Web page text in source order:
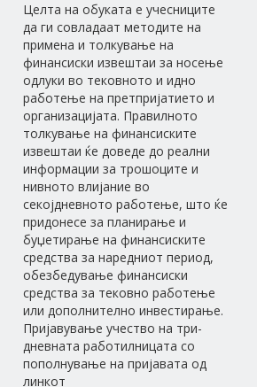
Целта на обуката е учесниците
да ги совладаат методите на
примена и толкување на
финансиски извештаи за носење
одлуки во тековното и идно
работење на претпријатието и
организацијата. Правилното
толкување на финансиските
извештаи ќе доведе до реални
информации за трошоците и
нивното влијание во
секојдневното работење, што ќе
придонесе за планирање и
буџетирање на финансиските
средства за наредниот период,
обезбедување финансиски
средства за тековно работење
или дополнително инвестирање.
Пријавување учество на три-
дневната работилницата со
пополнување на пријавата од
линкот